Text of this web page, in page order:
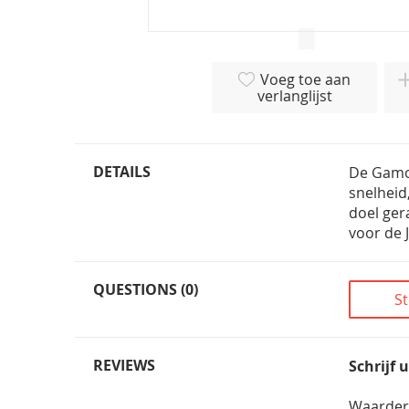
afbeeldingen-
gallerij
Voeg toe aan
verlanglijst
DETAILS
De
doel
voor de
QUESTIONS (0)
REVIEWS
Schrijf